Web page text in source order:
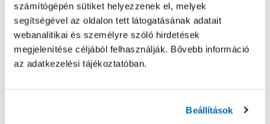
számítógépén sütiket helyezzenek el, melyek
segítségével az oldalon tett látogatásának adatait
webanalitikai és személyre szóló hirdetések
megjelenítése céljából felhasználják. Bővebb információ
az adatkezelési tájékoztatóban.
Beállítások